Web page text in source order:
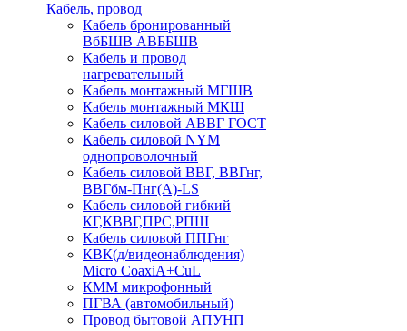
Кабель, провод
Кабель бронированный
ВбБШВ АВББШВ
Кабель и провод
нагревательный
Кабель монтажный МГШВ
Кабель монтажный МКШ
Кабель силовой АВВГ ГОСТ
Кабель силовой NYM
однопроволочный
Кабель силовой ВВГ, ВВГнг,
ВВГбм-Пнг(А)-LS
Кабель силовой гибкий
КГ,КВВГ,ПРС,РПШ
Кабель силовой ППГнг
КВК(д/видеонаблюдения)
Micro CoaxiA+CuL
КММ микрофонный
ПГВА (автомобильный)
Провод бытовой АПУНП